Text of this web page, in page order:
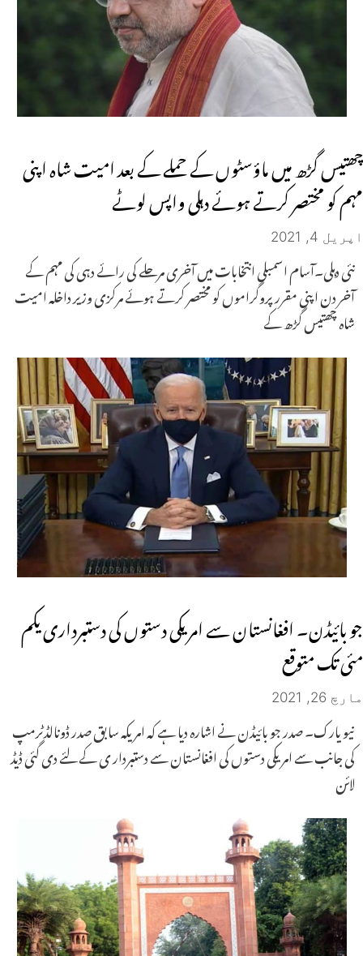
چھتیس گڑھ میں ماؤسٹوں کے حملے کے بعد امیت شاہ اپنی
مہم کو مختصر کرتے ہوئے دہلی واپس لوٹے
اپریل 4, 2021
نئی دہلی۔آسام اسمبلی انتخابات میں آخری مرحلے کی رائے دہی کی مہم کے
آخر دن اپنی مقرر پروگراموں کو مختصر کرتے ہوئے مرکزی وزیر داخلہ امیت
شاہ چھتیس گڑھ کے
جو بائیڈن۔ افغانستان سے امریکی دستوں کی دستبرداری یکم
مئی تک متوقع
مارچ 26, 2021
نیو یارک۔ صدر جو بائیڈن نے اشارہ دیا ہے کہ امریکہ سابق صدر ڈونالڈٹرمپ
کی جانب سے امریکی دستوں کی افغانستان سے دستبردار ی کے لئے دی گئی ڈیڈ
لائن